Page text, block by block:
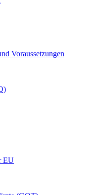
Voraussetzungen
EU